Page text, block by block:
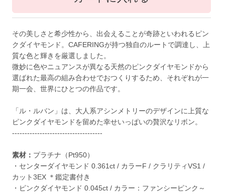
その美しさと希少性から、出会えることが奇跡といわれるピン
クダイヤモンド。CAFERINGが持つ独自のルートで調達し、上
質な色と輝きを厳選しました。
微妙に色やニュアンスが異なる天然のピンクダイヤモンドから
選ばれた最高の組み合わせでおつくりするため、それぞれが一
期一会、世界にひとつの作品です。
「ル・ルバン」は、大人系アシンメトリーのデザインに上質な
ピンクダイヤモンドを留めた幸せいっぱいの贅沢なリボン。
------------------------------------
素材： プラチナ（Pt950）
・センターダイヤモンド 0.361ct / カラーF / クラリティVS1 /
カット3EX ＊鑑定書付き
・ピンクダイヤモンド 0.045ct / カラー：ファンシーピンク～